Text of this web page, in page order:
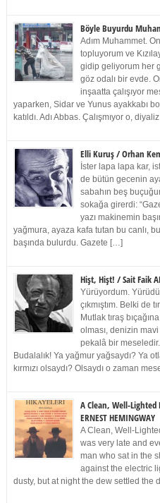
Böyle Buyurdu
Adım Muhammet.
topluyorum ve
gidip geliyorum her
göz odalı bir evde.
inşaatta çalışıyor
yaparken, Sidar ve Yunus ayakkabı
katıldı. Adı Abbas. Çalışmıyor o,
Elli Kuruş / Orhan
İster lapa lapa kar,
de bütün gecenin
sabahın beş
sokağa girerdi:
yazı makinemin
yağmura, ayaza kafa tutan bu canlı, bu
başında bulurdu. Gazete […]
Hişt, Hişt! / Sait Faik
Yürüyordum.
çıkmıştım. Belki de
Mutlak tıraş
olması, denizin
pekalâ bir
Budalalık! Ya yağmur yağsaydı? Ya
kırmızı olsaydı? Olsaydı o zaman
A Clean, Well-Lighted
ERNEST HEMINGWAY
A Clean, Well-
was very late and
man who sat in the
against the electric
dusty, but at night the dew settled the